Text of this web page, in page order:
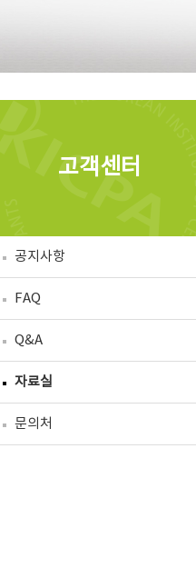
고객센터
공지사항
FAQ
Q&A
자료실
문의처